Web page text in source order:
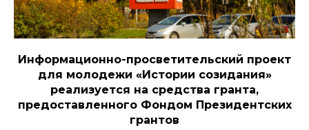
Информационно-просветительский проект
для молодежи «Истории созидания»
реализуется на средства гранта,
предоставленного Фондом Президентских
грантов